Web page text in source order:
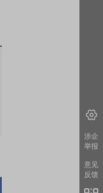
涉企
举报
意见
反馈